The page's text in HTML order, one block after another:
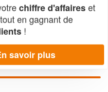
OpenStreetMap contributors,
chiffre d'affaireset
tout en gagnant de
!
savoir plus